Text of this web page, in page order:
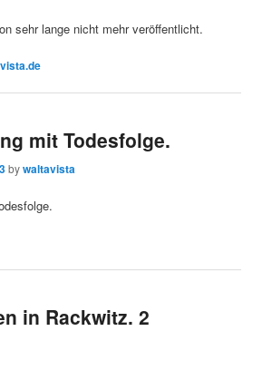
sehr lange nicht mehr veröffentlicht.
mit Todesfolge.
bywaltavista
in Rackwitz. 2